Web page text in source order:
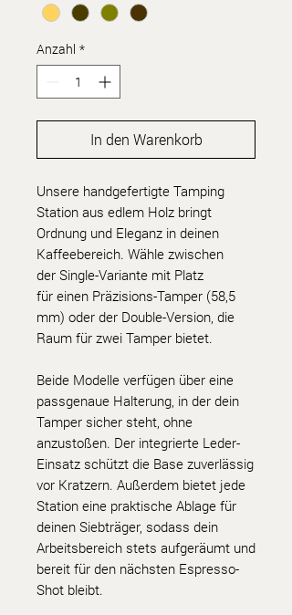
Anzahl *
In den Warenkorb
Unsere handgefertigte Tamping
Station aus edlem Holz bringt
Ordnung und Eleganz in deinen
Kaffeebereich. Wähle zwischen
der Single-Variante mit Platz
für einen Präzisions-Tamper (58,5
mm) oder der Double-Version, die
Raum für zwei Tamper bietet.
Beide Modelle verfügen über eine
passgenaue Halterung, in der dein
Tamper sicher steht, ohne
anzustoßen. Der integrierte Leder-
Einsatz schützt die Base zuverlässig
vor Kratzern. Außerdem bietet jede
Station eine praktische Ablage für
deinen Siebträger, sodass dein
Arbeitsbereich stets aufgeräumt und
bereit für den nächsten Espresso-
Shot bleibt.